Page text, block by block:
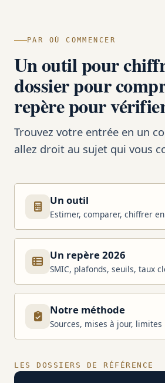
PAR OÙ COMMENCER
Un outil pour
dossier pour
repère pour
Trouvez votre entrée en un
allez droit au sujet qui vous
Un outil
Estimer, comparer, chiffrer
Un repère 2026
SMIC, plafonds, seuils, taux
Notre méthode
Sources, mises à jour, limites
LES DOSSIERS DE RÉFÉRENCE